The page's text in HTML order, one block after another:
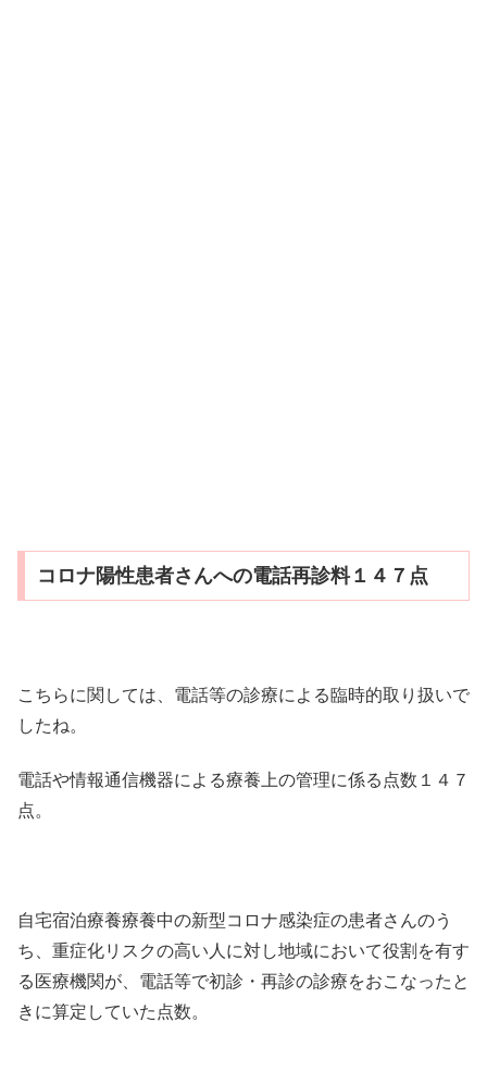
コロナ陽性患者さんへの電話再診料１４７点
こちらに関しては、電話等の診療による臨時的取り扱いで
したね。
電話や情報通信機器による療養上の管理に係る点数１４７
点。
自宅宿泊療養療養中の新型コロナ感染症の患者さんのう
ち、重症化リスクの高い人に対し地域において役割を有す
る医療機関が、電話等で初診・再診の診療をおこなったと
きに算定していた点数。